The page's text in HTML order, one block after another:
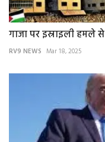
गाजा पर इस्राइली हमले
RV9 NEWS Mar 18, 2025